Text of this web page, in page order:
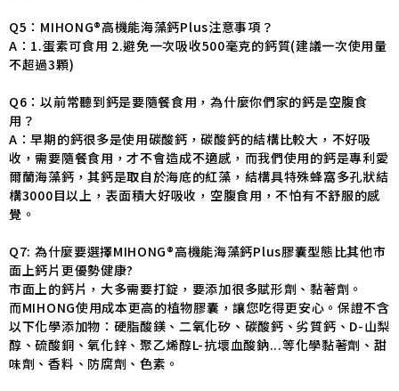
Q5：MIHONG®高機能海藻鈣Plus注意事項？
A：1.蛋素可食用 2.避免一次吸收500毫克的鈣質(建議一次使用量
不超過3顆)
Q6：以前常聽到鈣是要隨餐食用，為什麼你們家的鈣是空腹食
用？
A：早期的鈣很多是使用碳酸鈣，碳酸鈣的結構比較大，不好吸
收，需要隨餐食用，才不會造成不適感，而我們使用的鈣是專利愛
爾蘭海藻鈣，其鈣是取自於海底的紅藻，結構具特殊蜂窩多孔狀結
構3000目以上，表面積大好吸收，空腹食用，不怕有不舒服的感
覺。
Q7: 為什麼要選擇MIHONG®高機能海藻鈣Plus膠囊型態比其他市
面上鈣片更優勢健康?
市面上的鈣片，大多需要打錠，要添加很多賦形劑、黏著劑。
而MIHONG使用成本更高的植物膠囊，讓您吃得更安心。保證不含
以下化學添加物：硬脂酸鎂、二氧化矽、碳酸鈣、劣質鈣、D-山梨
醇、硫酸銅、氧化鋅、聚乙烯醇L-抗壞血酸鈉...等化學黏著劑、甜
味劑、香料、防腐劑、色素。